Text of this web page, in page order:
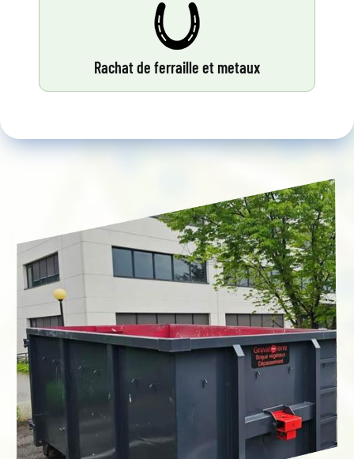
Rachat de ferraille et metaux